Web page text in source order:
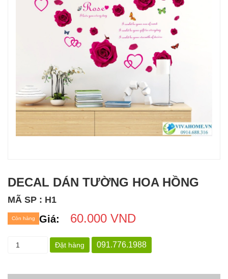
DECAL DÁN TƯỜNG HOA HỒNG
MÃ SP : H1
Giá: 60.000 VND
Còn hàng
Đặt hàng 091.776.1988